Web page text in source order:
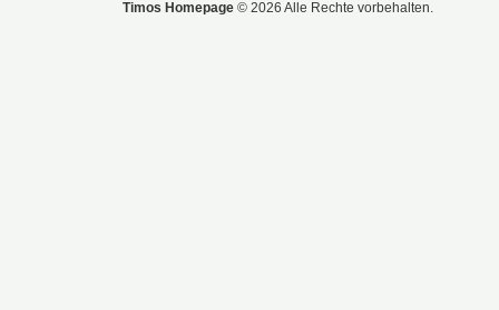
Timos Homepage © 2026 Alle Rechte vorbehalten.